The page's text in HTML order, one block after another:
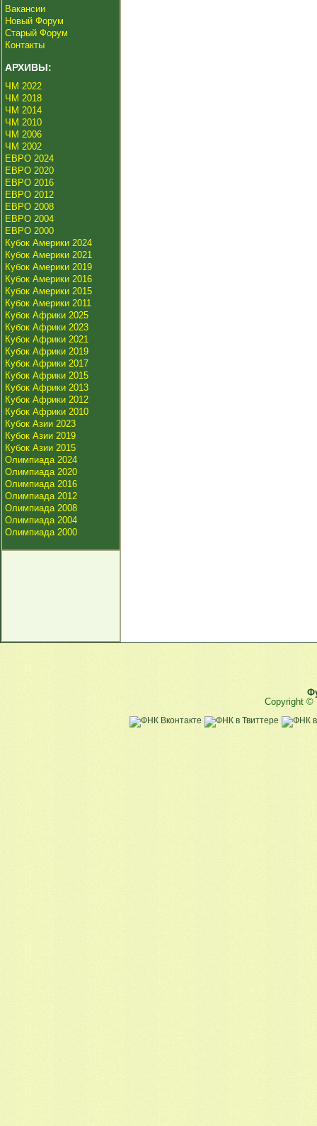
Вакансии
Новый Форум
Старый Форум
Контакты
АРХИВЫ:
ЧМ 2022
ЧМ 2018
ЧМ 2014
ЧМ 2010
ЧМ 2006
ЧМ 2002
ЕВРО 2024
ЕВРО 2020
ЕВРО 2016
ЕВРО 2012
ЕВРО 2008
ЕВРО 2004
ЕВРО 2000
Кубок Америки 2024
Кубок Америки 2021
Кубок Америки 2019
Кубок Америки 2016
Кубок Америки 2015
Кубок Америки 2011
Кубок Африки 2025
Кубок Африки 2023
Кубок Африки 2021
Кубок Африки 2019
Кубок Африки 2017
Кубок Африки 2015
Кубок Африки 2013
Кубок Африки 2012
Кубок Африки 2010
Кубок Азии 2023
Кубок Азии 2019
Кубок Азии 2015
Олимпиада 2024
Олимпиада 2020
Олимпиада 2016
Олимпиада 2012
Олимпиада 2008
Олимпиада 2004
Олимпиада 2000
Copyright ©